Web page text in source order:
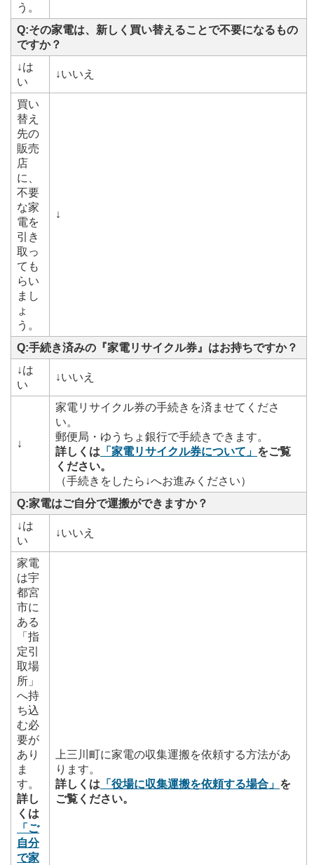
う。
Q:その家電は、新しく買い替えることで不要になるもの
ですか？
↓は
い
↓いいえ
買い
替え
先の
販売
店
に、
不要
な家
電を
引き
取っ
ても
らい
まし
ょ
う。
↓
Q:手続き済みの『家電リサイクル券』はお持ちですか？
↓は
い
↓いいえ
↓
家電リサイクル券の手続きを済ませてくださ
い。
郵便局・ゆうちょ銀行で手続きできます。
詳しくは 「家電リサイクル券について」 をご覧
ください。
（手続きをしたら↓へお進みください）
Q:家電はご自分で運搬ができますか？
↓は
い
↓いいえ
家電
は宇
都宮
市に
ある
「指
定引
取場
所」
へ持
ち込
む必
要が
あり
ま
す。
詳し
くは
「ご
自分
で家
上三川町に家電の収集運搬を依頼する方法があ
ります。
詳しくは 「役場に収集運搬を依頼する場合」 を
ご覧ください。